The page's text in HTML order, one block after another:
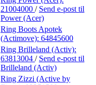
21004000 / Send e-post til
Power (Acer)
Ring Boots Apotek
(Actimove): 64845600
Ring Brilleland (Activ):
63813004 / Send e-post til
Brilleland (Activ)
Ring Zizzi (Active by